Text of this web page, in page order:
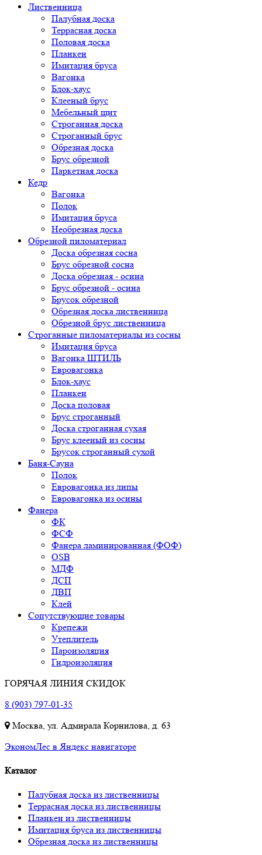
Лиственница
Палубная доска
Террасная доска
Половая доска
Планкен
Имитация бруса
Вагонка
Блок-хаус
Клееный брус
Мебельный щит
Строганная доска
Строганный брус
Обрезная доска
Брус обрезной
Паркетная доска
Кедр
Вагонка
Полок
Имитация бруса
Необрезная доска
Обрезной пиломатериал
Доска обрезная сосна
Брус обрезной сосна
Доска обрезная - осина
Брус обрезной - осина
Брусок обрезной
Обрезная доска лиственница
Обрезной брус лиственница
Строганные пиломатериалы из сосны
Имитация бруса
Вагонка ШТИЛЬ
Евровагонка
Блок-хаус
Планкен
Доска половая
Брус строганный
Доска строганная сухая
Брус клееный из сосны
Брусок строганный сухой
Баня-Сауна
Полок
Евровагонка из липы
Евровагонка из осины
Фанера
ФК
ФСФ
Фанера ламинированная (ФОФ)
OSB
МДФ
ДСП
ДВП
Клей
Сопутствующие товары
Крепежи
Утеплитель
Пароизоляция
Гидроизоляция
ГОРЯЧАЯ ЛИНИЯ СКИДОК
8 (903) 797-01-35
Москва, ул. Адмирала Корнилова, д. 63
ЭкономЛес в Яндекс навигаторе
Каталог
Палубная доска из лиственницы
Террасная доска из лиственницы
Планкен из лиственницы
Имитация бруса из лиственницы
Обрезная доска из лиственницы